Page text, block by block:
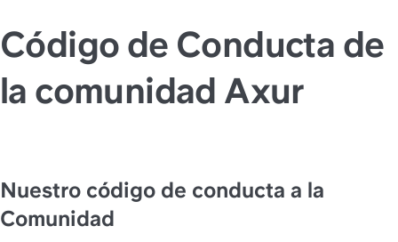
Código de Conducta de
la comunidad Axur
Nuestro código de conducta a la
Comunidad